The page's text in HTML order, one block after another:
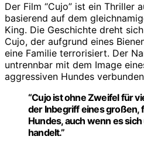
Der Film “Cujo” ist ein Thriller
basierend auf dem
King. Die Geschichte dreht
Cujo, der aufgrund eines
eine Familie terrorisiert. Der
untrennbar mit dem Image
aggressiven Hundes
“Cujo ist ohne Zweifel für
der Inbegriff eines
Hundes, auch wenn es
handelt.”